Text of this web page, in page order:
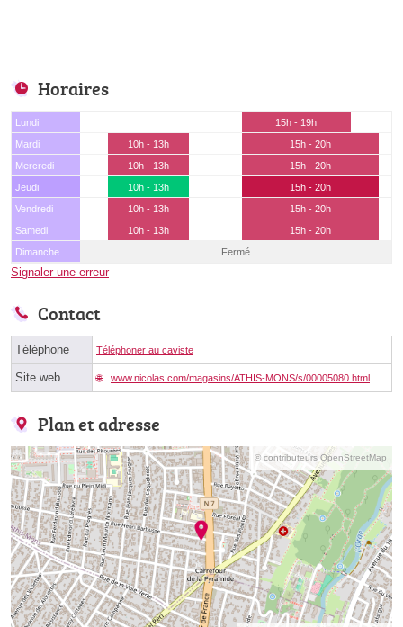
Horaires
Lundi
15h - 19h
Mardi
10h - 13h
15h - 20h
Mercredi
10h - 13h
15h - 20h
Jeudi
10h - 13h
15h - 20h
Vendredi
10h - 13h
15h - 20h
Samedi
10h - 13h
15h - 20h
Dimanche
Fermé
Signaler une erreur
Contact
Téléphone Téléphoner au caviste
Site web www.nicolas.com/magasins/ATHIS-MONS/s/00005080.html
Plan et adresse
© contributeurs OpenStreetMap